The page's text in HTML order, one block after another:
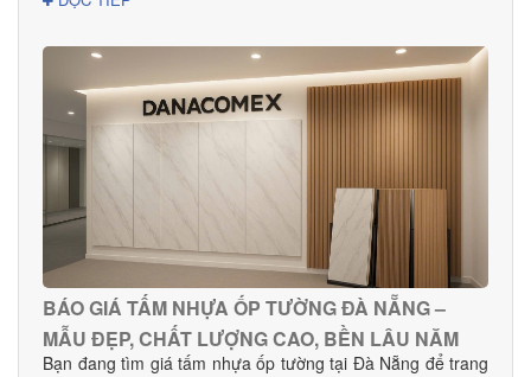
BÁO GIÁ TẤM NHỰA ỐP TƯỜNG ĐÀ NẴNG –
MẪU ĐẸP, CHẤT LƯỢNG CAO, BỀN LÂU NĂM
Bạn đang tìm giá tấm nhựa ốp tường tại Đà Nẵng để trang